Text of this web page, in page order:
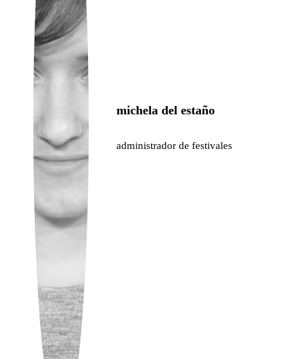
Ukrainian
michela del estaño
administrador de festivales